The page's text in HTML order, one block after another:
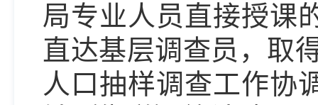
局专业人员直接授课
直达基层调查员，取
人口抽样调查工作协